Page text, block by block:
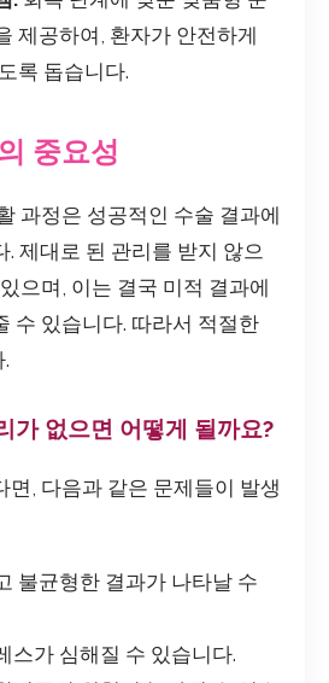
제공하여, 환자가 안전하게
록 돕습니다.
중요성
과정은 성공적인 수술 결과에
. 제대로 된 관리를 받지 않으
으며, 이는 결국 미적 결과에
수 있습니다. 따라서 적절한
가 없으면 어떻게 될까요?
면, 다음과 같은 문제들이 발생
불균형한 결과가 나타날 수
스가 심해질 수 있습니다.